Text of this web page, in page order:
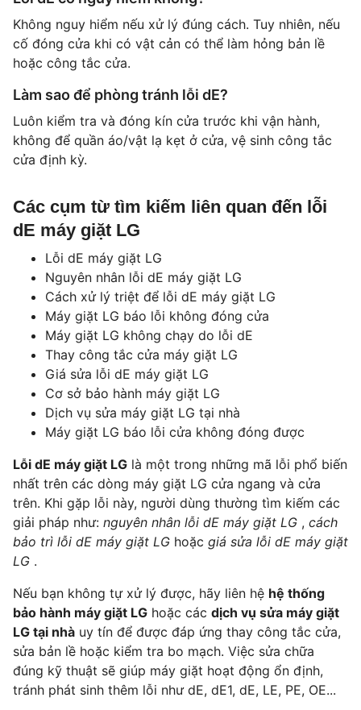
Không nguy hiểm nếu xử lý đúng cách. Tuy nhiên, nếu
cố đóng cửa khi có vật cản có thể làm hỏng bản lề
hoặc công tắc cửa.
Làm sao để phòng tránh lỗi dE?
Luôn kiểm tra và đóng kín cửa trước khi vận hành,
không để quần áo/vật lạ kẹt ở cửa, vệ sinh công tắc
cửa định kỳ.
Các cụm từ tìm kiếm liên quan đến lỗi
dE máy giặt LG
Lỗi dE máy giặt LG
Nguyên nhân lỗi dE máy giặt LG
Cách xử lý triệt để lỗi dE máy giặt LG
Máy giặt LG báo lỗi không đóng cửa
Máy giặt LG không chạy do lỗi dE
Thay công tắc cửa máy giặt LG
Giá sửa lỗi dE máy giặt LG
Cơ sở bảo hành máy giặt LG
Dịch vụ sửa máy giặt LG tại nhà
Máy giặt LG báo lỗi cửa không đóng được
Lỗi dE máy giặt LG là một trong những mã lỗi phổ biến
nhất trên các dòng máy giặt LG cửa ngang và cửa
trên. Khi gặp lỗi này, người dùng thường tìm kiếm các
giải pháp như: nguyên nhân lỗi dE máy giặt LG , cách
bảo trì lỗi dE máy giặt LG hoặc giá sửa lỗi dE máy giặt
LG .
Nếu bạn không tự xử lý được, hãy liên hệ hệ thống
bảo hành máy giặt LG hoặc các dịch vụ sửa máy giặt
LG tại nhà uy tín để được đáp ứng thay công tắc cửa,
sửa bản lề hoặc kiểm tra bo mạch. Việc sửa chữa
đúng kỹ thuật sẽ giúp máy giặt hoạt động ổn định,
tránh phát sinh thêm lỗi như dE, dE1, dE, LE, PE, OE...